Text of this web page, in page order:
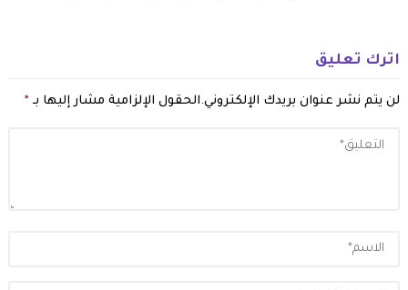
اترك تعليق
لن يتم نشر عنوان بريدك الإلكتروني.الحقول الإلزامية مشار إليها بـ *